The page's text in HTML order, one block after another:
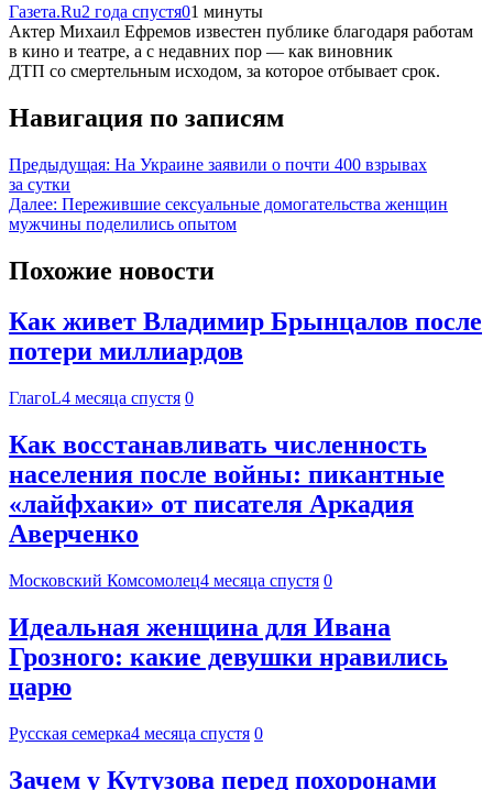
Газета.Ru2 года спустя01 минуты
Актер Михаил Ефремов известен публике благодаря работам
в кино и театре, а с недавних пор — как виновник
ДТП со смертельным исходом, за которое отбывает срок.
Навигация по записям
Предыдущая: На Украине заявили о почти 400 взрывах
за сутки
Далее: Пережившие сексуальные домогательства женщин
мужчины поделились опытом
Похожие новости
Как живет Владимир Брынцалов после
потери миллиардов
ГлагоL4 месяца спустя 0
Как восстанавливать численность
населения после войны: пикантные
«лайфхаки» от писателя Аркадия
Аверченко
Московский Комсомолец4 месяца спустя 0
Идеальная женщина для Ивана
Грозного: какие девушки нравились
царю
Русская семерка4 месяца спустя 0
Зачем у Кутузова перед похоронами